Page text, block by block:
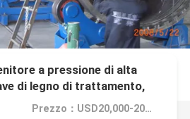
a pressione di alta
di legno di trattamento,
Prezzo：USD20,000-200,000/Set